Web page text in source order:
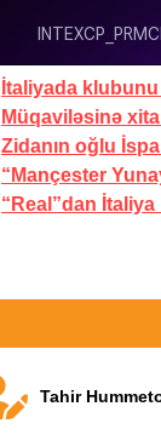
İtaliyada
Müqaviləsinə
Zidanın oğlu
“Mançester
“Real”dan
Tahir